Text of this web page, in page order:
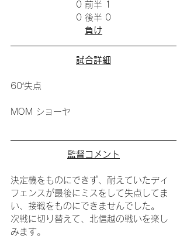
0 前半 1
0 後半 0
負け
試合詳細
60′失点
MOM ショーヤ
監督コメント
決定機をものにできず、耐えていたディ
フェンスが最後にミスをして失点してま
い、接戦をものにできませんでした。
次戦に切り替えて、北信越の戦いを楽し
みます。